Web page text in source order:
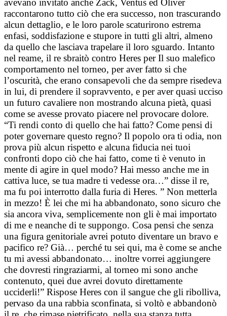
avevano invitato anche Zack, Ventus ed Oliver
raccontarono tutto ciò che era successo, non trascurando
alcun dettaglio, e le loro parole scaturirono estrema
enfasi, soddisfazione e stupore in tutti gli altri, almeno
da quello che lasciava trapelare il loro sguardo. Intanto
nel reame, il re sbraitò contro Heres per Il suo malefico
comportamento nel torneo, per aver fatto si che
l’oscurità, che erano consapevoli che da sempre risedeva
in lui, di prendere il sopravvento, e per aver quasi ucciso
un futuro cavaliere non mostrando alcuna pietà, quasi
come se avesse provato piacere nel provocare dolore.
“Ti rendi conto di quello che hai fatto? Come pensi di
poter governare questo regno? Il popolo ora ti odia, non
prova più alcun rispetto e alcuna fiducia nei tuoi
confronti dopo ciò che hai fatto, come ti è venuto in
mente di agire in quel modo? Hai messo anche me in
cattiva luce, se tua madre ti vedesse ora…” disse il re,
ma fu poi interrotto dalla furia di Heres. ” Non metterla
in mezzo! È lei che mi ha abbandonato, sono sicuro che
sia ancora viva, semplicemente non gli è mai importato
di me e neanche di te suppongo. Cosa pensi che senza
una figura genitoriale avrei potuto diventare un bravo e
pacifico re? Già… perché tu sei qui, ma è come se anche
tu mi avessi abbandonato… inoltre vorrei aggiungere
che dovresti ringraziarmi, al torneo mi sono anche
contenuto, quei due avrei dovuto direttamente
ucciderli!” Rispose Heres con il sangue che gli ribolliva,
pervaso da una rabbia sconfinata, si voltò e abbandonò